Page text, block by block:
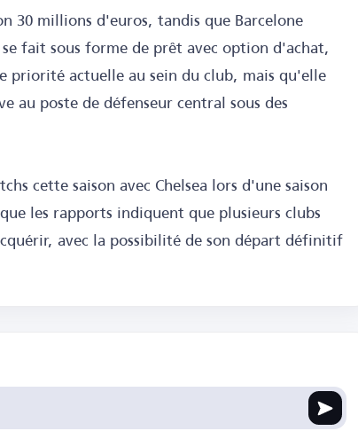
30 millions d'euros, tandis que Barcelone
fait sous forme de prêt avec option d'achat,
priorité actuelle au sein du club, mais qu'elle
au poste de défenseur central sous des
cette saison avec Chelsea lors d'une saison
les rapports indiquent que plusieurs clubs
avec la possibilité de son départ définitif